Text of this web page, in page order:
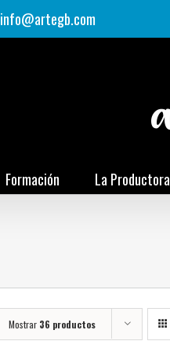
info@artegb.com
Formación La Productora
Mostrar 36 productos